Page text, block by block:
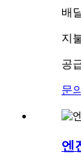
배
지
공
문의
엔